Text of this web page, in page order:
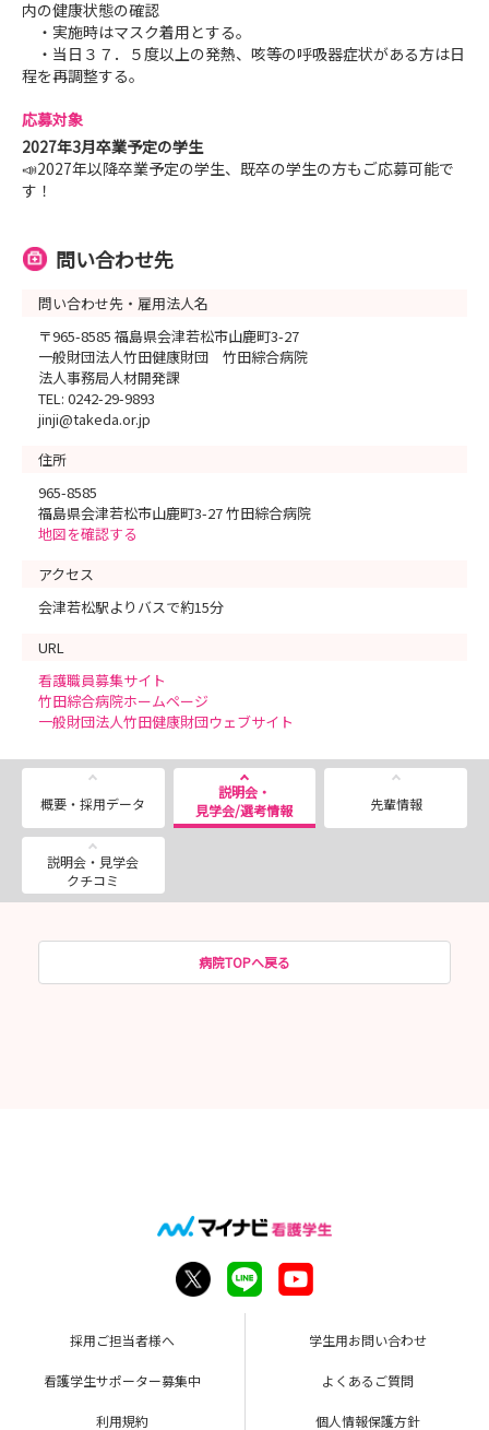
内の健康状態の確認
・実施時はマスク着用とする。
・当日３７．５度以上の発熱、咳等の呼吸器症状がある方は日
程を再調整する。
応募対象
2027年3月卒業予定の学生
📣2027年以降卒業予定の学生、既卒の学生の方もご応募可能で
す！
問い合わせ先
問い合わせ先・雇用法人名
〒965-8585 福島県会津若松市山鹿町3-27
一般財団法人竹田健康財団 竹田綜合病院
法人事務局人材開発課
TEL: 0242-29-9893
jinji@takeda.or.jp
住所
965-8585
福島県会津若松市山鹿町3-27 竹田綜合病院
地図を確認する
アクセス
会津若松駅よりバスで約15分
URL
看護職員募集サイト
竹田綜合病院ホームページ
一般財団法人竹田健康財団ウェブサイト
概要・採用データ
説明会・
見学会/選考情報
先輩情報
説明会・見学会
クチコミ
病院TOPへ戻る
採用ご担当者様へ 学生用お問い合わせ
看護学生サポーター募集中 よくあるご質問
利用規約 個人情報保護方針